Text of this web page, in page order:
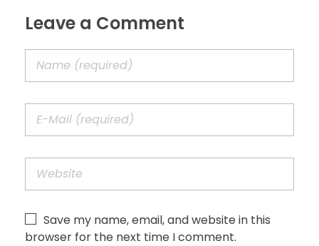
Leave a Comment
Save my name, email, and website in this
browser for the next time I comment.